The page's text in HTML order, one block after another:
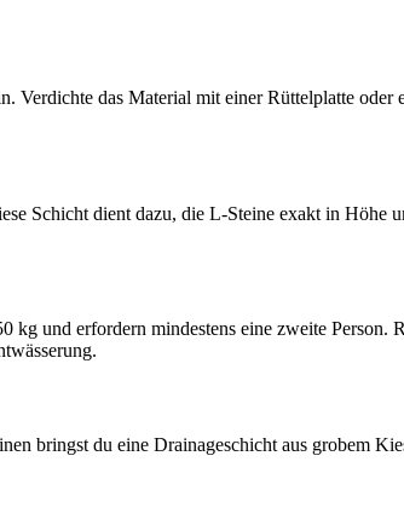
Verdichte das Material mit einer Rüttelplatte oder
Schicht dient dazu, die L-Steine exakt in Höhe
und erfordern mindestens eine zweite Person.
bringst du eine Drainageschicht aus grobem